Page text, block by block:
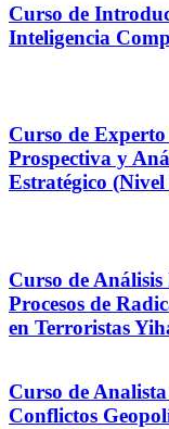
Curso de
Inteligencia
Curso de Experto
Prospectiva y
Estratégico (Nivel
Curso de
Procesos de
en Terroristas
Curso de
Conflictos